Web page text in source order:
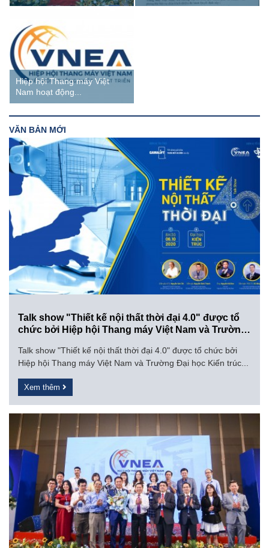
Hiệp hội Thang máy Việt
Nam hoạt động...
VĂN BẢN MỚI
Talk show "Thiết kế nội thất thời đại 4.0" được tổ
chức bởi Hiệp hội Thang máy Việt Nam và Trường
Talk show "Thiết kế nội thất thời đại 4.0" được tổ chức bởi
Hiệp hội Thang máy Việt Nam và Trường Đại học Kiến trúc...
Xem thêm